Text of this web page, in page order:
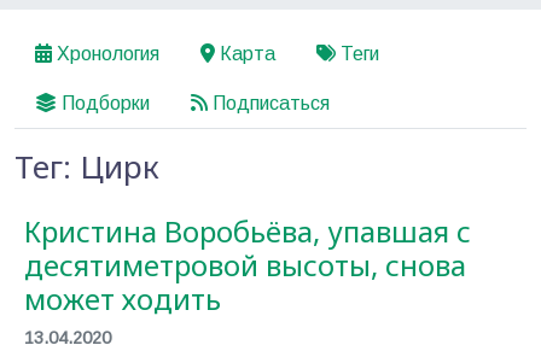
Хронология Карта Теги
Подборки Подписаться
Тег: Цирк
Кристина Воробьёва, упавшая с
десятиметровой высоты, снова
может ходить
13.04.2020